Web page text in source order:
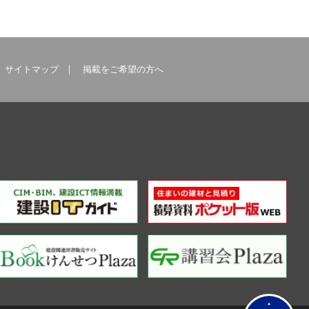
サイトマップ 掲載をご希望の方へ